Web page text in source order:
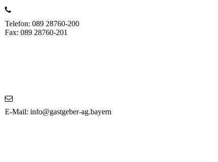
Telefon: 089 28760-200
Fax: 089 28760-201
E-Mail: info@gastgeber-ag.bayern